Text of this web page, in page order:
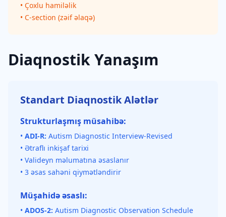
• Çoxlu hamiləlik
• C-section (zəif əlaqə)
Diaqnostik Yanaşım
Standart Diaqnostik Alətlər
Strukturlaşmış müsahibə:
• ADI-R: Autism Diagnostic Interview-Revised
• Ətraflı inkişaf tarixi
• Valideyn məlumatına əsaslanır
• 3 əsas sahəni qiymətləndirir
Müşahidə əsaslı:
• ADOS-2: Autism Diagnostic Observation Schedule